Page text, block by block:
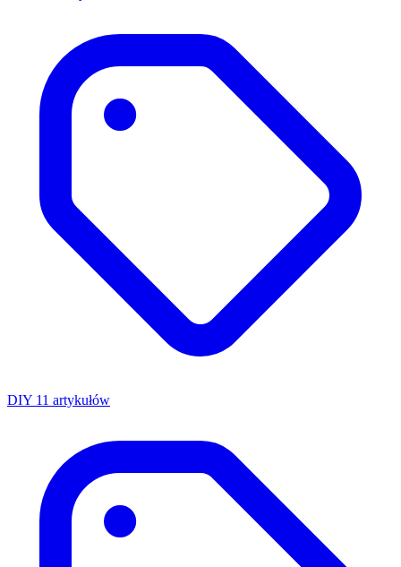
DIY 11 artykułów